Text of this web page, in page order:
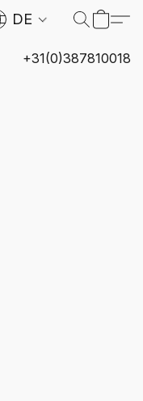
DE
+31(0)387810018